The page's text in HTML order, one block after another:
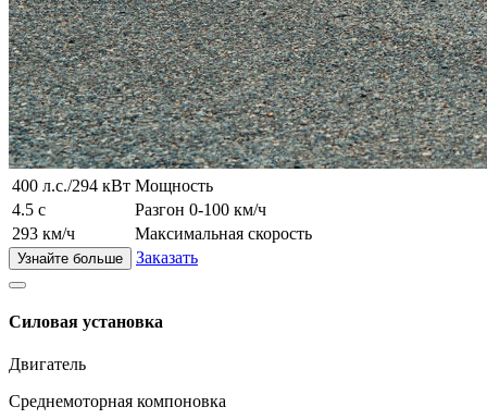
400 л.с./294 кВт Мощность
4.5 с
Разгон 0-100 км/ч
293 км/ч
Максимальная скорость
Узнайте больше Заказать
Силовая установка
Двигатель
Среднемоторная компоновка